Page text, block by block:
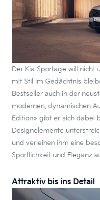
Der Kia Sportage will nicht
mit Stil im Gedächtnis
Bestseller auch in der
modernen, dynamischen
Edition» gibt er sich dabei
Designelemente
und verleihen ihm eine
Sportlichkeit und Eleganz
Attraktiv bis ins Detail